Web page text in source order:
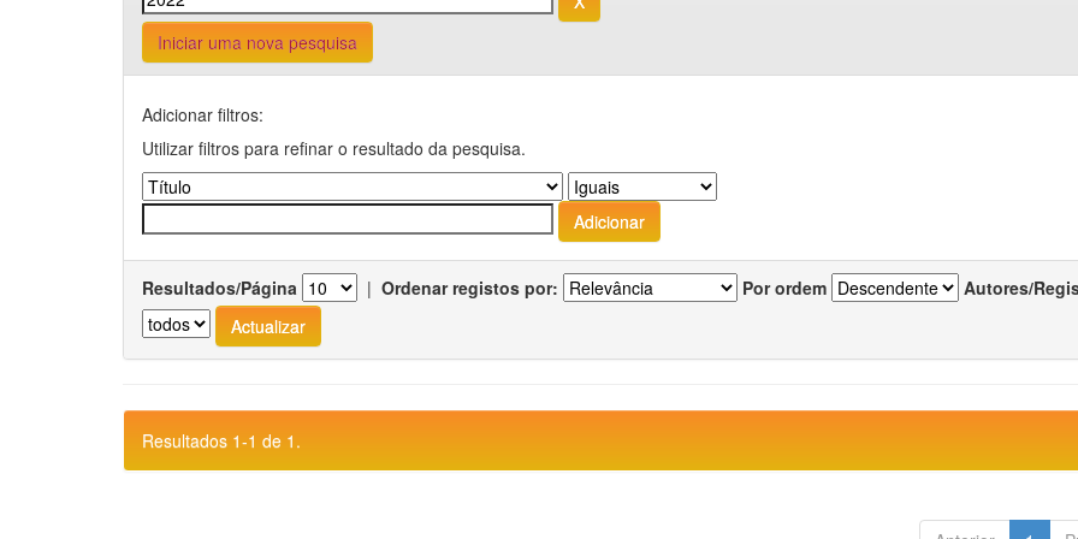
Iniciar uma nova pesquisa
Adicionar filtros:
Utilizar filtros para refinar o resultado da pesquisa.
Resultados/Página | Ordenar registos por: Por ordem Autores/
Resultados 1-1 de 1.